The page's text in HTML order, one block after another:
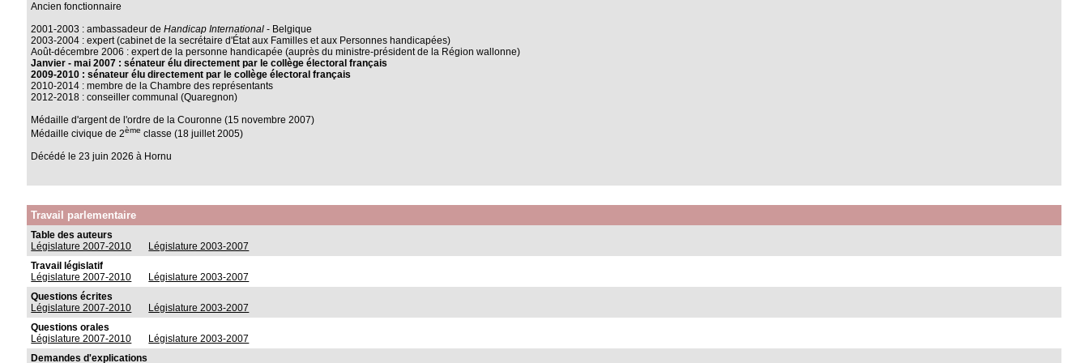
Ancien fonctionnaire
2001-2003 : ambassadeur deHandicap International - Belgique
2003-2004 : expert (cabinet de la secrétaire d'État aux Familles et aux Personnes handicapées)
Août-décembre 2006 : expert de la personne handicapée (auprès du ministre-président de la Région wallonne)
Janvier - mai 2007 : sénateur élu directement par le collège électoral français
2009-2010 : sénateur élu directement par le collège électoral français
2010-2014 : membre de la Chambre des représentants
2012-2018 : conseiller communal (Quaregnon)
Médaille d'argent de l'ordre de la Couronne (15 novembre 2007)
Médaille civique de 2ème classe (18 juillet 2005)
Décédé le 23 juin 2026 à Hornu
Travail parlementaire
Table des auteurs
Législature 2007-2010
Législature 2003-2007
Travail législatif
Législature 2007-2010
Législature 2003-2007
Questions écrites
Législature 2007-2010
Législature 2003-2007
Questions orales
Législature 2007-2010
Législature 2003-2007
Demandes d'explications